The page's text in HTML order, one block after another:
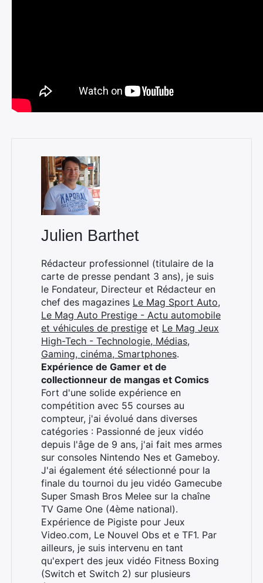
Julien Barthet
Rédacteur professionnel (titulaire de la
carte de presse pendant 3 ans), je suis
le Fondateur, Directeur et Rédacteur en
chef des magazines Le Mag Sport Auto,
Le Mag Auto Prestige - Actu automobile
et véhicules de prestige et Le Mag Jeux
High-Tech - Technologie, Médias,
Gaming, cinéma, Smartphones.
Expérience de Gamer et de
collectionneur de mangas et Comics
Fort d'une solide expérience en
compétition avec 55 courses au
compteur, j'ai évolué dans diverses
catégories : Passionné de jeux vidéo
depuis l'âge de 9 ans, j'ai fait mes armes
sur consoles Nintendo Nes et Gameboy.
J'ai également été sélectionné pour la
finale du tournoi du jeu vidéo Gamecube
Super Smash Bros Melee sur la chaîne
TV Game One (4ème national).
Expérience de Pigiste pour Jeux
Video.com, Le Nouvel Obs et e TF1. Par
ailleurs, je suis intervenu en tant
qu'expert des jeux vidéo Fitness Boxing
(Switch et Switch 2) sur plusieurs